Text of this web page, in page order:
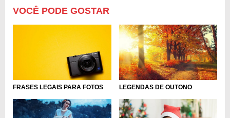
VOCÊ PODE GOSTAR
FRASES LEGAIS PARA FOTOS LEGENDAS DE OUTONO